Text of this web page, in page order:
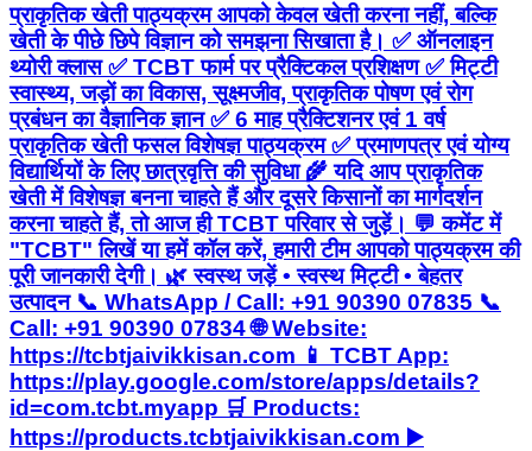
प्राकृतिक खेती पाठ्यक्रम आपको केवल खेती करना नहीं, बल्कि
खेती के पीछे छिपे विज्ञान को समझना सिखाता है। ✅ ऑनलाइन
थ्योरी क्लास ✅ TCBT फार्म पर प्रैक्टिकल प्रशिक्षण ✅ मिट्टी
स्वास्थ्य, जड़ों का विकास, सूक्ष्मजीव, प्राकृतिक पोषण एवं रोग
प्रबंधन का वैज्ञानिक ज्ञान ✅ 6 माह प्रैक्टिशनर एवं 1 वर्ष
प्राकृतिक खेती फसल विशेषज्ञ पाठ्यक्रम ✅ प्रमाणपत्र एवं योग्य
विद्यार्थियों के लिए छात्रवृत्ति की सुविधा 🌾 यदि आप प्राकृतिक
खेती में विशेषज्ञ बनना चाहते हैं और दूसरे किसानों का मार्गदर्शन
करना चाहते हैं, तो आज ही TCBT परिवार से जुड़ें। 💬 कमेंट में
"TCBT" लिखें या हमें कॉल करें, हमारी टीम आपको पाठ्यक्रम की
पूरी जानकारी देगी। 🌿 स्वस्थ जड़ें • स्वस्थ मिट्टी • बेहतर
उत्पादन 📞 WhatsApp / Call: +91 90390 07835 📞
Call: +91 90390 07834 🌐 Website:
https://tcbtjaivikkisan.com 📱 TCBT App:
https://play.google.com/store/apps/details?
id=com.tcbt.myapp 🛒 Products:
https://products.tcbtjaivikkisan.com ▶️